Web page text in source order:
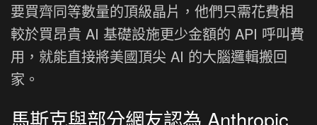
要買齊同等數量的頂級晶片，他們只需花費相
較於買昂貴 AI 基礎設施更少金額的 API 呼叫費
用，就能直接將美國頂尖 AI 的大腦邏輯搬回
家。
馬斯克與部分網友認為 Anthropic